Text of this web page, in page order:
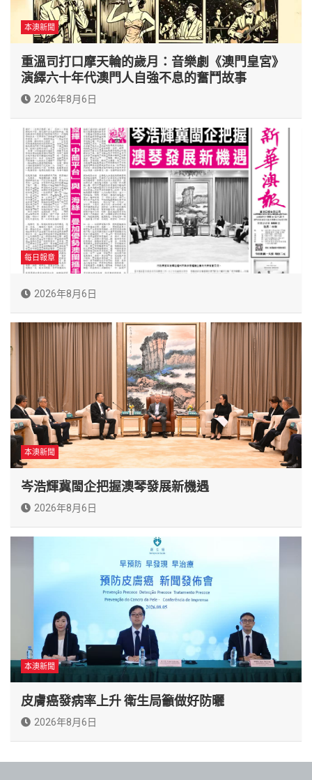
本澳新聞
重溫司打口摩天輪的歲月：音樂劇《澳門皇宮》
演繹六十年代澳門人自強不息的奮鬥故事
2026年8月6日
每日報章
2026年8月6日
本澳新聞
岑浩輝冀閩企把握澳琴發展新機遇
2026年8月6日
本澳新聞
皮膚癌發病率上升 衛生局籲做好防曬
2026年8月6日